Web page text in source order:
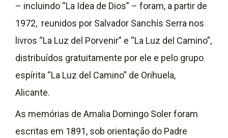
– incluindo “La Idea de Dios” – foram, a partir de
1972, reunidos por Salvador Sanchís Serra nos
livros “La Luz del Porvenir” e “La Luz del Camino”,
distribuídos gratuitamente por ele e pelo grupo
espírita “La Luz del Camino” de Orihuela,
Alicante.
As memórias de Amalia Domingo Soler foram
escritas em 1891, sob orientação do Padre